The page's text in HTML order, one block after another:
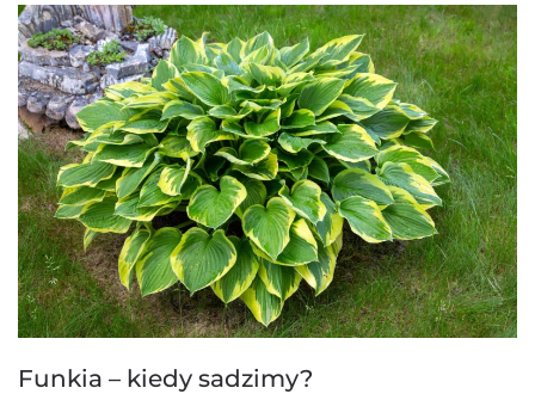
Funkia – kiedy sadzimy?